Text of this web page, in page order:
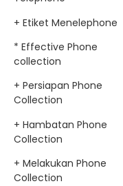
+ Etiket Menelephone
* Effective Phone
collection
+ Persiapan Phone
Collection
+ Hambatan Phone
Collection
+ Melakukan Phone
Collection